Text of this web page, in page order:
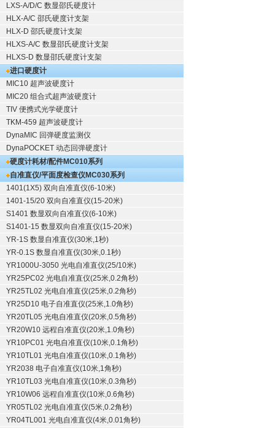
LXS-A/D/C 数显邵氏硬度计
HLX-A/C 邵氏硬度计支架
HLX-D 邵氏硬度计支架
HLXS-A/C 数显邵氏硬度计支架
HLXS-D 数显邵氏硬度计支架
进口硬度计
MIC10 超声波硬度计
MIC20 组合式超声波硬度计
TIV 便携式光学硬度计
TKM-459 超声波硬度计
DynaMIC 回弹硬度监测仪
DynaPOCKET 动态回弹硬度计
硬度计耗材/配件MC010系列
自准直仪/平面度检查仪MC030系列
1401(1X5) 双向自准直仪(6-10米)
1401-15/20 双向自准直仪(15-20米)
S1401 数显双向自准直仪(6-10米)
S1401-15 数显双向自准直仪(15-20米)
YR-1S 数显自准直仪(30米,1秒)
YR-0.1S 数显自准直仪(30米,0.1秒)
YR1000U-3050 光电自准直仪(25/10米)
YR25PC02 光电自准直仪(25米,0.2角秒)
YR25TL02 光电自准直仪(25米,0.2角秒)
YR25D10 电子自准直仪(25米,1.0角秒)
YR20TL05 光电自准直仪(20米,0.5角秒)
YR20W10 远程自准直仪(20米,1.0角秒)
YR10PC01 光电自准直仪(10米,0.1角秒)
YR10TL01 光电自准直仪(10米,0.1角秒)
YR2038 电子自准直仪(10米,1角秒)
YR10TL03 光电自准直仪(10米,0.3角秒)
YR10W06 远程自准直仪(10米,0.6角秒)
YR05TL02 光电自准直仪(5米,0.2角秒)
YR04TL001 光电自准直仪(4米,0.01角秒)